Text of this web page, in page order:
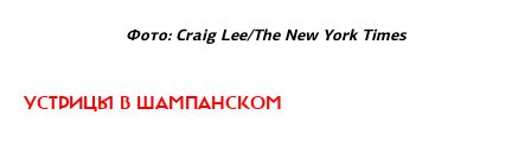
Фото: Craig Lee/The New York Times
УСТРИЦЫ В ШАМПАНСКОМ